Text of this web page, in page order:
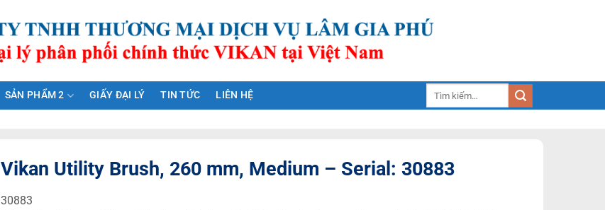
SẢN PHẨM 2 GIẤY ĐẠI LÝ TIN TỨC LIÊN HỆ
Vikan Utility Brush, 260 mm, Medium – Serial: 30883
30883